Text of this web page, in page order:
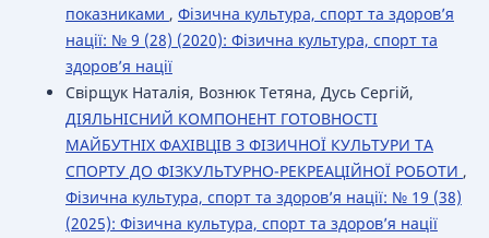
показниками , Фізична культура, спорт та здоров’я
нації: № 9 (28) (2020): Фізична культура, спорт та
здоров’я нації
Свірщук Наталія, Вознюк Тетяна, Дусь Сергій,
ДІЯЛЬНІСНИЙ КОМПОНЕНТ ГОТОВНОСТІ
МАЙБУТНІХ ФАХІВЦІВ З ФІЗИЧНОЇ КУЛЬТУРИ ТА
СПОРТУ ДО ФІЗКУЛЬТУРНО-РЕКРЕАЦІЙНОЇ РОБОТИ ,
Фізична культура, спорт та здоров’я нації: № 19 (38)
(2025): Фізична культура, спорт та здоров’я нації